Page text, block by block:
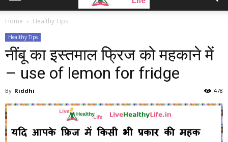
Home Healthy Tips
Healthy Tips
नींबू का इस्तमाल फ्रिज को महकाने में
– use of lemon for fridge
By Riddhi 478